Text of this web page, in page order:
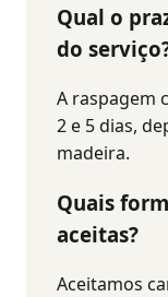
Qual o
do
A raspagem
2 e 5 dias,
madeira.
Quais
aceitas?
Aceitamos